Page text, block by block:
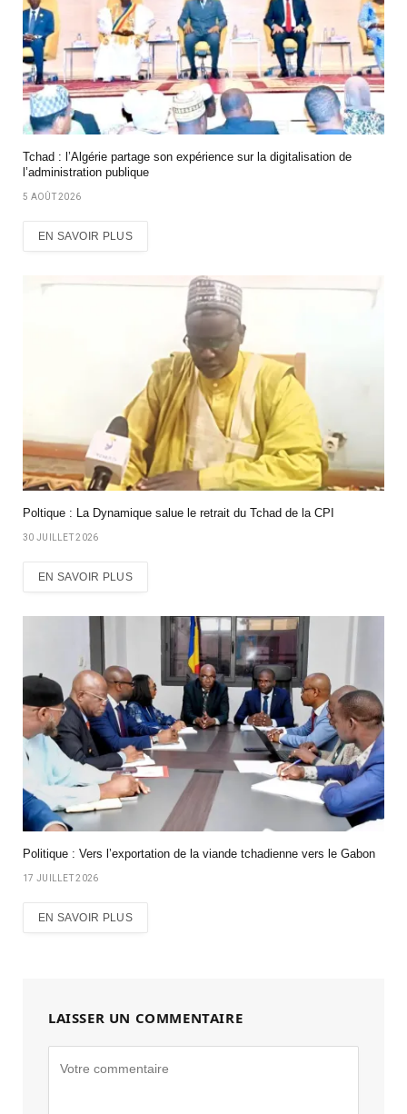
Tchad : l’Algérie partage son expérience sur la digitalisation de
l’administration publique
5 AOÛT 2026
EN SAVOIR PLUS
Poltique : La Dynamique salue le retrait du Tchad de la CPI
30 JUILLET 2026
EN SAVOIR PLUS
Politique : Vers l’exportation de la viande tchadienne vers le Gabon
17 JUILLET 2026
EN SAVOIR PLUS
LAISSER UN COMMENTAIRE